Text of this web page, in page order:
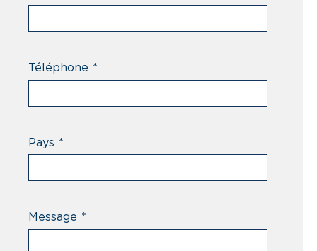
Téléphone *
Pays *
Message *